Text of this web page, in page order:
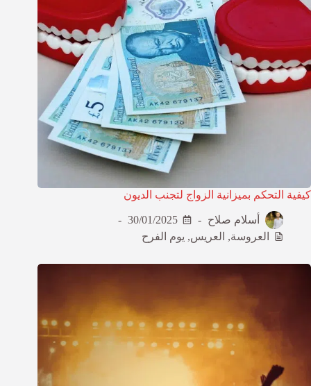
كيفية التحكم بميزانية الزواج لتجنب الديون
أسلام صلاح
30/01/2025
العروسة, العريس, يوم الفرح